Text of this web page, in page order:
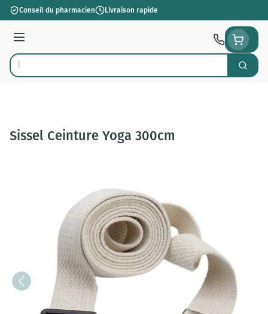
Aller au contenu
Conseil du pharmacien Livraison rapide
Menu
Rechercher
Sissel Ceinture Yoga 300cm